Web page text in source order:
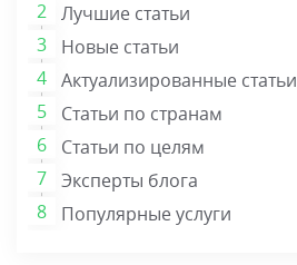
Лучшие статьи
Новые статьи
Актуализированные статьи
Статьи по странам
Статьи по целям
Эксперты блога
Популярные услуги